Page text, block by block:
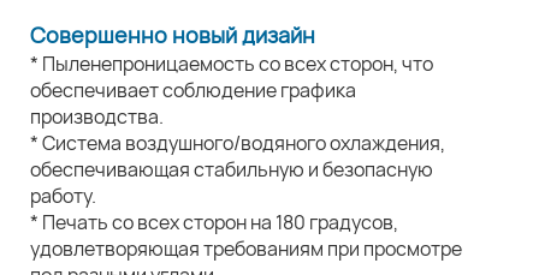
Совершенно новый дизайн
* Пыленепроницаемость со всех сторон, что
обеспечивает соблюдение графика
производства.
* Система воздушного/водяного охлаждения,
обеспечивающая стабильную и безопасную
работу.
* Печать со всех сторон на 180 градусов,
удовлетворяющая требованиям при просмотре